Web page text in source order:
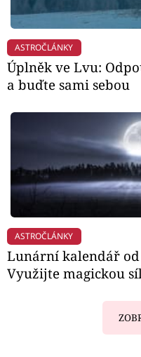
ASTROČLÁNKY
Úplněk ve Lvu:
a buďte sami sebou
ASTROČLÁNKY
Lunární kalendář od
Využijte magickou